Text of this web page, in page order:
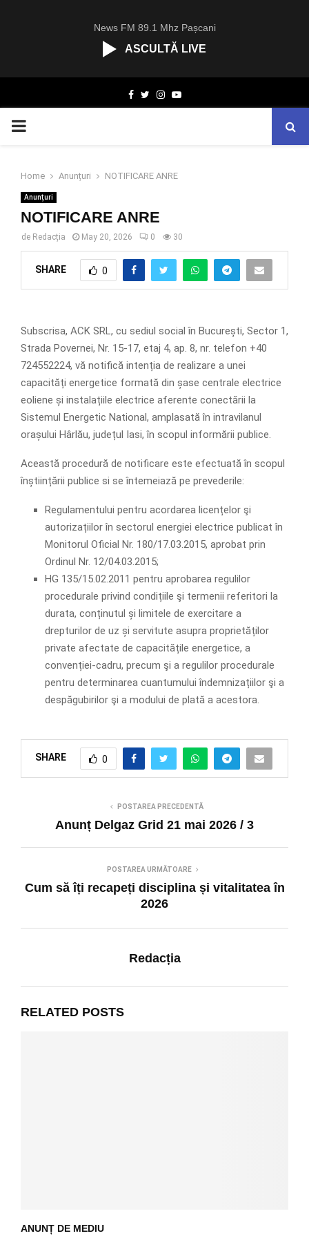
News FM 89.1 Mhz Pașcani
ASCULTĂ LIVE
Facebook
TwitterInstagram
Youtube
PRIMARY
Home Anunțuri NOTIFICARE ANRE
Anunțuri
NOTIFICARE ANRE
de Redacția May 20, 2026 0 30
SHARE 0
Subscrisa, ACK SRL, cu sediul social în București, Sector 1,
Strada Povernei, Nr. 15-17, etaj 4, ap. 8, nr. telefon +40
724552224, vă notifică intenția de realizare a unei
capacități energetice formată din șase centrale electrice
eoliene și instalațiile electrice aferente conectării la
Sistemul Energetic National, amplasată în intravilanul
orașului Hârlău, județul Iasi, în scopul informării publice.
Această procedură de notificare este efectuată în scopul
înștiințării publice si se întemeiază pe prevederile:
Regulamentului pentru acordarea licențelor şi
autorizațiilor în sectorul energiei electrice publicat în
Monitorul Oficial Nr. 180/17.03.2015, aprobat prin
Ordinul Nr. 12/04.03.2015;
HG 135/15.02.2011 pentru aprobarea regulilor
procedurale privind condițiile şi termenii referitori la
durata, conținutul și limitele de exercitare a
drepturilor de uz și servitute asupra proprietăților
private afectate de capacitățile energetice, a
convenției-cadru, precum şi a regulilor procedurale
pentru determinarea cuantumului îndemnizațiilor şi a
despăgubirilor şi a modului de plată a acestora.
SHARE 0
POSTAREA PRECEDENTĂ
Anunț Delgaz Grid 21 mai 2026 / 3
POSTAREA URMĂTOARE
Cum să îți recapeți disciplina și vitalitatea în
2026
Redacția
RELATED POSTS
ANUNȚ DE MEDIU